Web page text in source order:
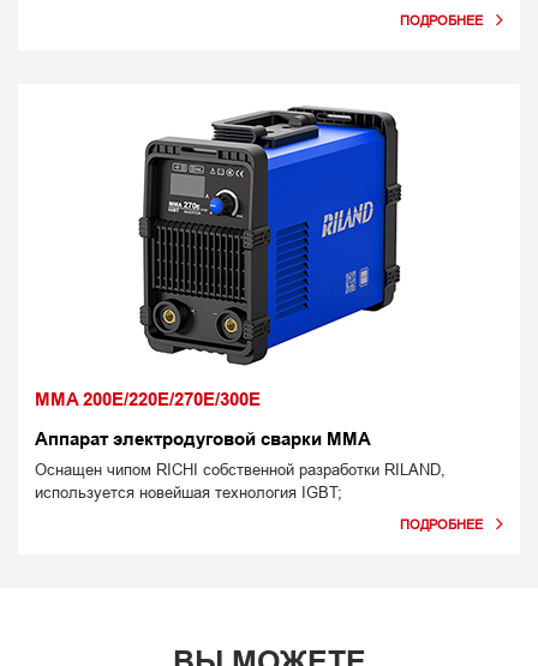
MMA 200E/220E/270E/300E
Аппарат электродуговой сварки MMA
Оснащен чипом RICHI собственной разработки RILAND,
используется новейшая технология IGBT;